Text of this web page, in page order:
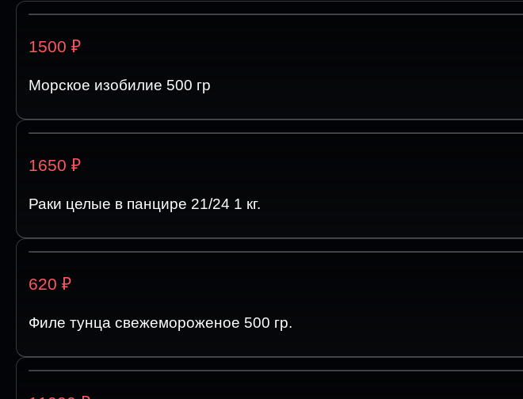
1500 ₽
Морское изобилие 500 гр
1650 ₽
Раки целые в панцире 21/24 1 кг.
620 ₽
Филе тунца свежемороженое 500 гр.